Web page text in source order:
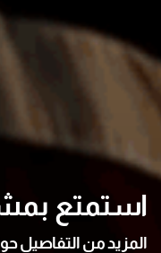
استمتع
المزيد من التفاصيل